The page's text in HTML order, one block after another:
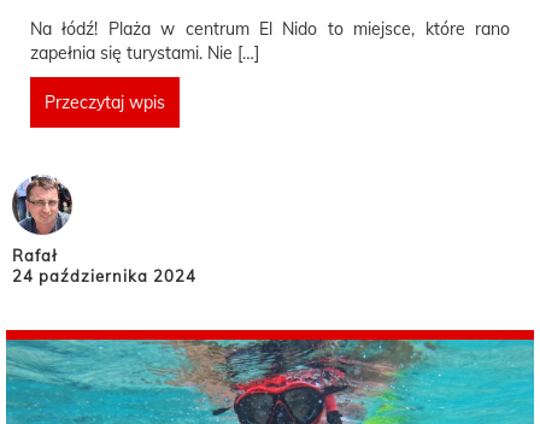
Na łódź! Plaża w centrum El Nido to miejsce, które rano
zapełnia się turystami. Nie […]
Przeczytaj wpis
Rafał
24 października 2024